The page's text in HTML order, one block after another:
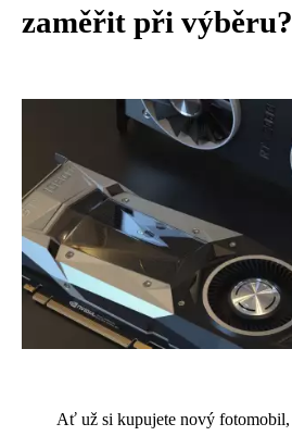
zaměřit při výběru?
Ať už si kupujete nový fotomobil,